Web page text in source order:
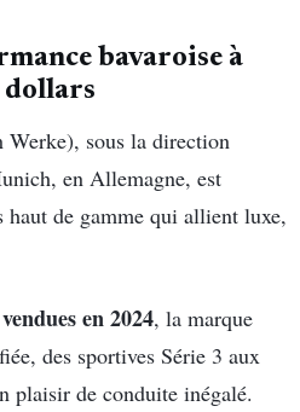
bavaroise à
Werke), sous la direction
en Allemagne, est
haut de gamme qui allient luxe,
en 2024, la marque
des sportives Série 3 aux
plaisir de conduite inégalé.